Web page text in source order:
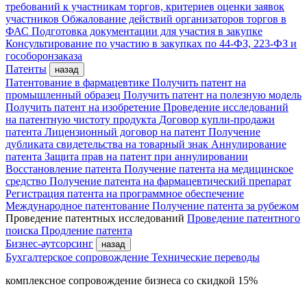
требований к участникам торгов, критериев оценки заявок
участников Обжалование действий организаторов торгов в
ФАС Подготовка документации для участия в закупке
Консультирование по участию в закупках по 44-ФЗ, 223-ФЗ и
гособоронзаказа
Патенты
назад
Патентование в фармацевтике Получить патент на
промышленный образец Получить патент на полезную модель
Получить патент на изобретение Проведение исследований
на патентную чистоту продукта Договор купли-продажи
патента Лицензионный договор на патент Получение
дубликата свидетельства на товарный знак Аннулирование
патента Защита прав на патент при аннулировании
Восстановление патента Получение патента на медицинское
средство Получение патента на фармацевтический препарат
Регистрация патента на программное обеспечение
Международное патентование Получение патента за рубежом
Проведение патентных исследований Проведение патентного
поиска Продление патента
Бизнес-аутсорсинг
назад
Бухгалтерское сопровождение Технические переводы
комплексное сопровождение бизнеса со скидкой 15%